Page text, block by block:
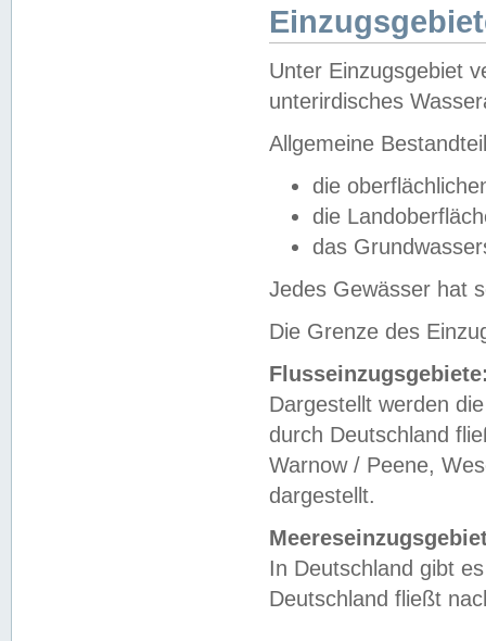
Unter Einzugsgebiet
unterirdisches
Allgemeine
die
die
das
Jedes Gewässer hat
Die Grenze des
Dargestellt werden
durch Deutschland
Warnow / Peene,
dargestellt.
In Deutschland gibt
Deutschland fließt